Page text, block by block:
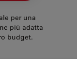
per una
più adatta
budget.